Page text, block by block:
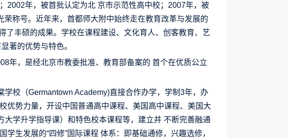
2002年，被首批认定为北 京市示范性高中校；2007年，被
荣称号。近年来，首都师大附中始终走在教育改革与发展的
了丰硕的成果。学校在课程建设、文化育人、创客教育、艺
著的优势与特色。
年，是经北京市教委批准、教育部备案的 首个在优质公立
校（Germantown Academy)直接合作办学，学制3年，办
优势力量，开设中国普通高中课程、美国高中课程、美国大
学升学指导课）和特色校本课程等，建立并 不断完善融通
生发展的“四修”国际课程 体系：即基础通修，兴趣选修，